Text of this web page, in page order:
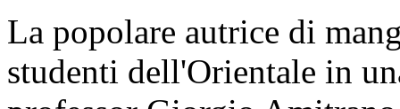
La popolare autrice di
studenti dell'Orientale in